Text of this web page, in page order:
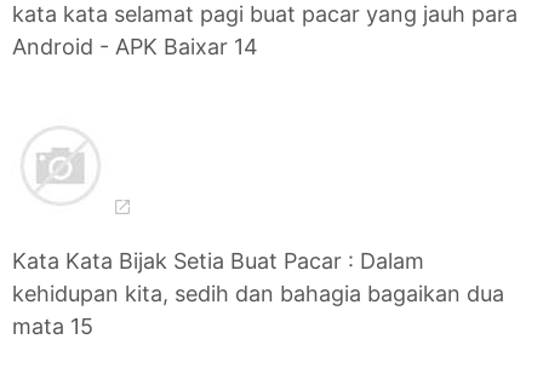
kata kata selamat pagi buat pacar yang jauh para
Android - APK Baixar 14
Kata Kata Bijak Setia Buat Pacar : Dalam
kehidupan kita, sedih dan bahagia bagaikan dua
mata 15